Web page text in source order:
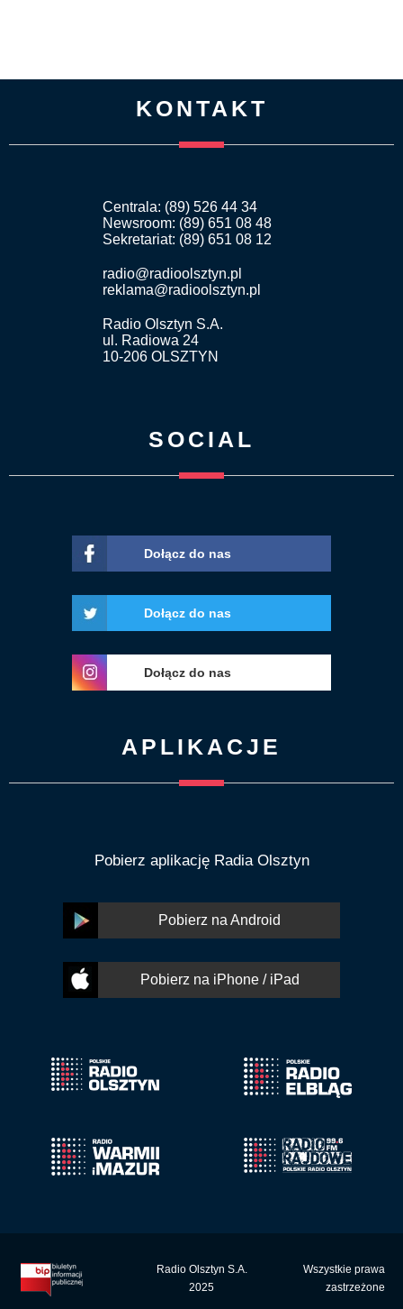
KONTAKT
Centrala: (89) 526 44 34
Newsroom: (89) 651 08 48
Sekretariat: (89) 651 08 12
radio@radioolsztyn.pl
reklama@radioolsztyn.pl
Radio Olsztyn S.A.
ul. Radiowa 24
10-206 OLSZTYN
SOCIAL
Dołącz do nas
Dołącz do nas
Dołącz do nas
APLIKACJE
Pobierz aplikację Radia Olsztyn
Pobierz na Android
Pobierz na iPhone / iPad
Radio Olsztyn S.A.
2025
Wszystkie prawa
zastrzeżone